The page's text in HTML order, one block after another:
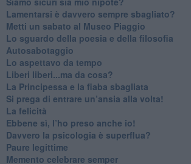
​Lamentarsi è davvero sempre sbagliato?
​Metti un sabato al Museo Piaggio
​Lo sguardo della poesia e della filosofia
Autosabotaggio
​Lo aspettavo da tempo
​Liberi liberi...ma da cosa?
​La Principessa e la fiaba sbagliata
Si prega di entrare un’ansia alla volta!
​La felicità
​Ebbene sì, l’ho preso anche io!
​Davvero la psicologia è superflua?
Paure legittime
​Memento celebrare semper